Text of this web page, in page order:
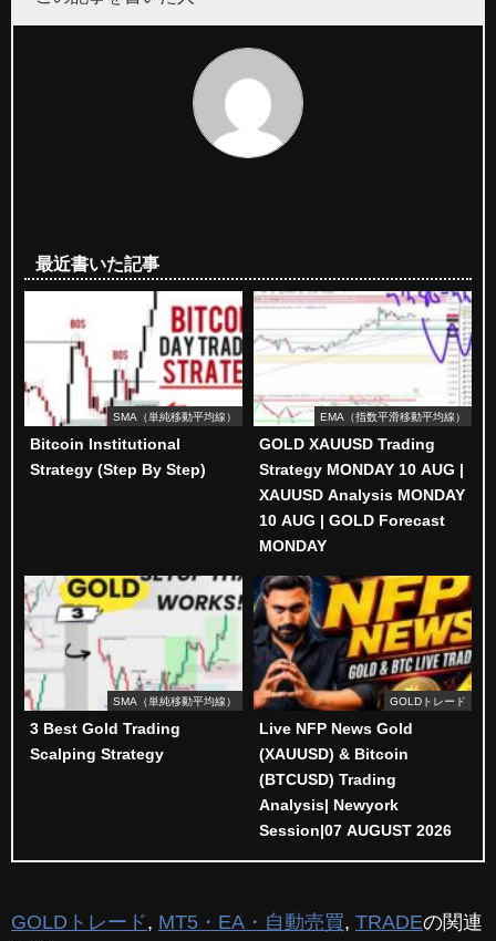
最近書いた記事
SMA（単純移動平均線）
Bitcoin Institutional
Strategy (Step By Step)
EMA（指数平滑移動平均線）
GOLD XAUUSD Trading
Strategy MONDAY 10 AUG |
XAUUSD Analysis MONDAY
10 AUG | GOLD Forecast
MONDAY
SMA（単純移動平均線）
3 Best Gold Trading
Scalping Strategy
GOLDトレード
Live NFP News Gold
(XAUUSD) & Bitcoin
(BTCUSD) Trading
Analysis| Newyork
Session|07 AUGUST 2026
GOLDトレード, MT5・EA・自動売買, TRADEの関連